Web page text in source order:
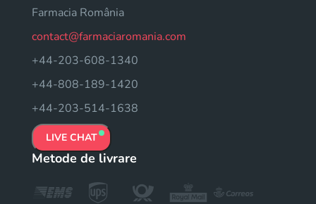
Farmacia România
contact@farmaciaromania.com
+44-203-608-1340
+44-808-189-1420
+44-203-514-1638
LIVE CHAT
Metode de livrare